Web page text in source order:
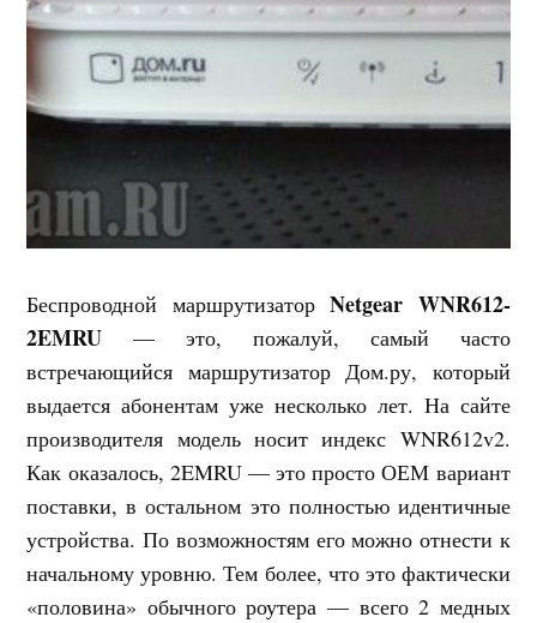
Беспроводной маршрутизаторNetgear WNR612-
2EMRU — это, пожалуй, самый часто
встречающийся маршрутизатор Дом.ру, который
выдается абонентам уже несколько лет. На сайте
производителя модель носит индекс WNR612v2.
Как оказалось, 2EMRU — это просто ОЕМ вариант
поставки, в остальном это полностью идентичные
устройства. По возможностям его можно отнести к
начальному уровню. Тем более, что это фактически
«половина» обычного роутера — всего 2 медных